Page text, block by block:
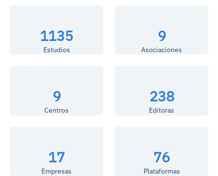
1135
Estudios
9
Asociaciones
9
Centros
238
Editoras
17
Empresas
76
Plataformas